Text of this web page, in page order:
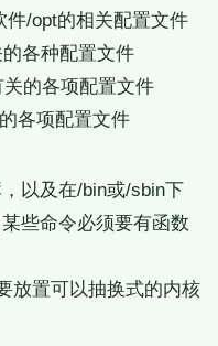
/opt的相关配置文件
各种配置文件
的各项配置文件
各项配置文件
以及在/bin或/sbin下
些命令必须要有函数
放置可以抽换式的内核